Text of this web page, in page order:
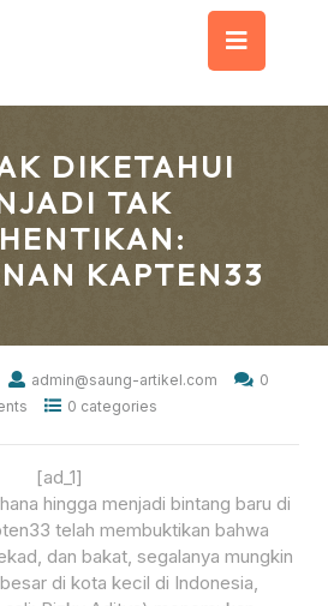
DIKETAHUI
TAK
KAPTEN33
admin@saung-artikel.com
0
0 categories
[ad_1]
hingga menjadi bintang baru di
telah membuktikan bahwa
dan bakat, segalanya mungkin
di kota kecil di Indonesia,